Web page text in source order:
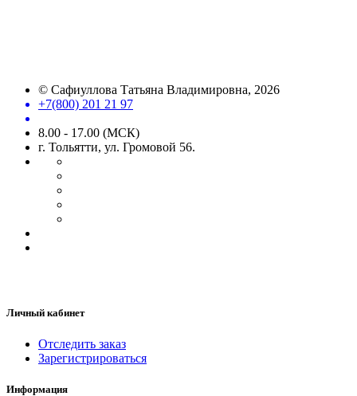
© Сафиуллова Татьяна Владимировна, 2026
+7(800) 201 21 97
8.00 - 17.00 (МСК)
г. Тольятти, ул. Громовой 56.
Личный кабинет
Отследить заказ
Зарегистрироваться
Информация